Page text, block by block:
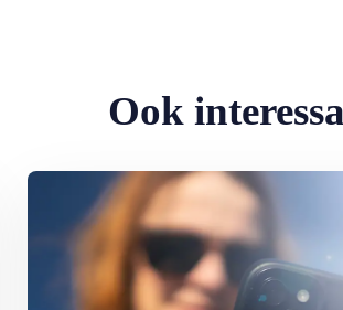
Ook
Lees meer over Slecht leesbaar scherm in de